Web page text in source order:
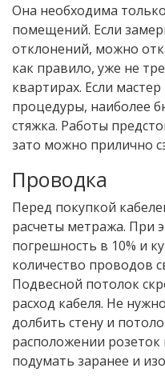
Она необходима
помещений. Если
отклонений, можно
как правило, уже не
квартирах. Если
процедуры, наиболее
стяжка. Работы
зато можно прилично
Проводка
Перед покупкой
расчеты метража. При
погрешность в 10% и
количество проводов
Подвесной потолок
расход кабеля. Не
долбить стену и
расположении
подумать заранее и